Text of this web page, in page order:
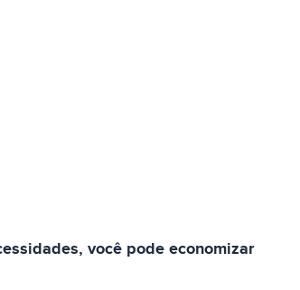
você pode economizar